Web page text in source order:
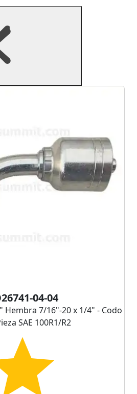
04-04
Hembra 7/16"-20 x 1/4" - Codo
SAE 100R1/R2